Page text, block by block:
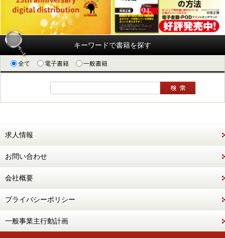
キーワードで書籍を探す
全て 電子書籍 一般書籍
求人情報
お問い合わせ
会社概要
プライバシーポリシー
一般事業主行動計画